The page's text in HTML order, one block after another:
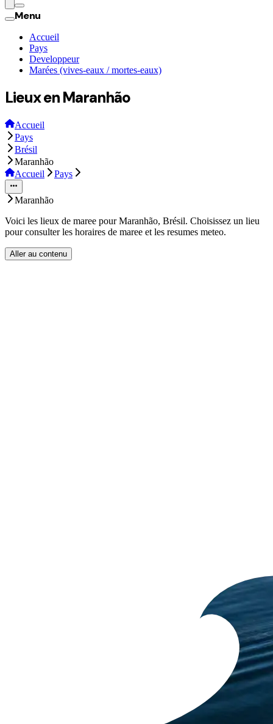
Menu
Accueil
Pays
Developpeur
Marées (vives-eaux / mortes-eaux)
Lieux en Maranhão
Accueil
Pays
Brésil
Maranhão
Accueil
Pays
Maranhão
Voici les lieux de maree pour Maranhão, Brésil. Choisissez un lieu
pour consulter les horaires de maree et les resumes meteo.
Aller au contenu